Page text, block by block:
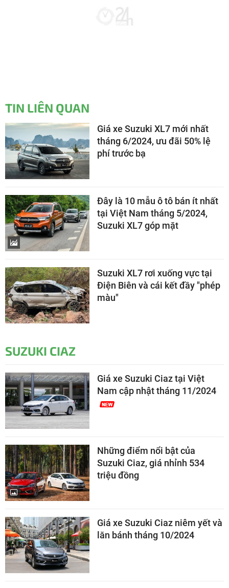
TIN LIÊN QUAN
Giá xe Suzuki XL7 mới nhất
tháng 6/2024, ưu đãi 50% lệ
phí trước bạ
Đây là 10 mẫu ô tô bán ít nhất
tại Việt Nam tháng 5/2024,
Suzuki XL7 góp mặt
Suzuki XL7 rơi xuống vực tại
Điện Biên và cái kết đầy "phép
màu"
SUZUKI CIAZ
Giá xe Suzuki Ciaz tại Việt
Nam cập nhật tháng 11/2024
Những điểm nổi bật của
Suzuki Ciaz, giá nhỉnh 534
triệu đồng
Giá xe Suzuki Ciaz niêm yết và
lăn bánh tháng 10/2024